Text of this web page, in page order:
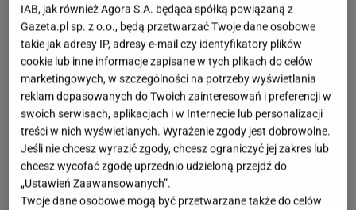
IAB, jak również Agora S.A. będąca spółką powiązaną z
Gazeta.pl sp. z o.o., będą przetwarzać Twoje dane osobowe
takie jak adresy IP, adresy e-mail czy identyfikatory plików
cookie lub inne informacje zapisane w tych plikach do celów
marketingowych, w szczególności na potrzeby wyświetlania
reklam dopasowanych do Twoich zainteresowań i preferencji w
swoich serwisach, aplikacjach i w Internecie lub personalizacji
treści w nich wyświetlanych. Wyrażenie zgody jest dobrowolne.
Jeśli nie chcesz wyrazić zgody, chcesz ograniczyć jej zakres lub
chcesz wycofać zgodę uprzednio udzieloną przejdź do
„Ustawień Zaawansowanych”.
Twoje dane osobowe mogą być przetwarzane także do celów